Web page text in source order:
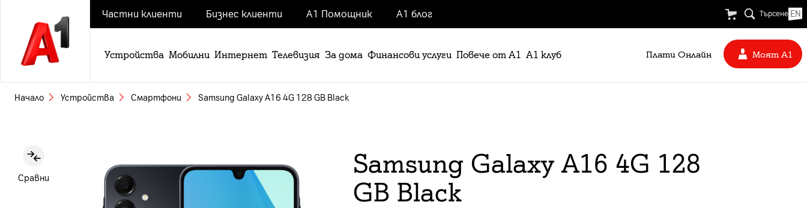
Частни клиенти Бизнес клиенти А1 Помощник А1 блог Търсене EN
Устройства Мобилни Интернет Телевизия За дома Финансови услуги Повече от А1 А1 клуб Плати Oнлайн Моят А1
Начало Устройства Смартфони Samsung Galaxy A16 4G 128 GB Black
Сравни
Samsung Galaxy A16 4G 128
GB Black